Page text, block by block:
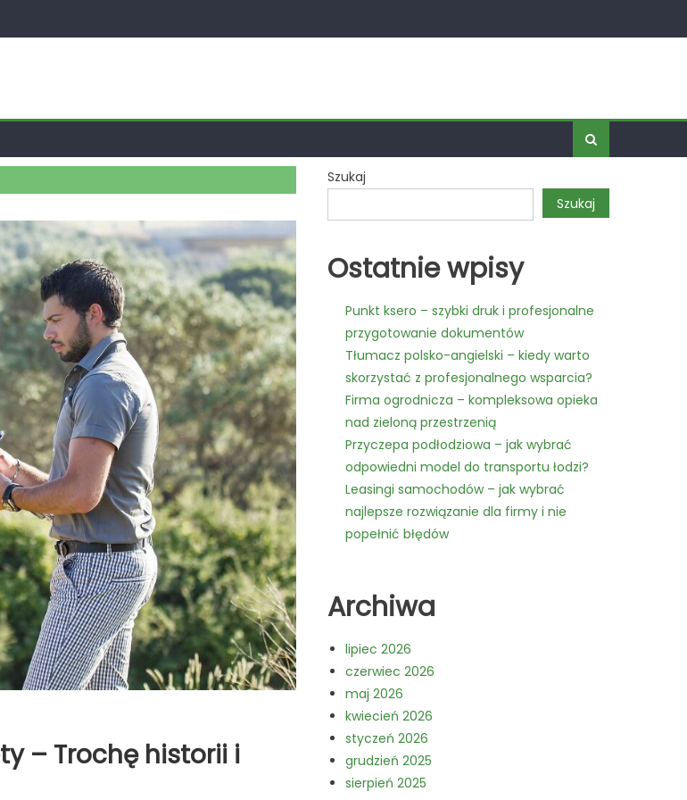
– Trochę historii i
Szukaj
Szukaj
Ostatnie wpisy
Punkt ksero – szybki druk i profesjonalne
przygotowanie dokumentów
Tłumacz polsko-angielski – kiedy warto
skorzystać z profesjonalnego wsparcia?
Firma ogrodnicza – kompleksowa opieka
nad zieloną przestrzenią
Przyczepa podłodziowa – jak wybrać
odpowiedni model do transportu łodzi?
Leasingi samochodów – jak wybrać
najlepsze rozwiązanie dla firmy i nie
popełnić błędów
Archiwa
lipiec 2026
czerwiec 2026
maj 2026
kwiecień 2026
styczeń 2026
grudzień 2025
sierpień 2025